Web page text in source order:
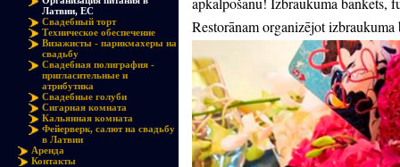
Латвии, ЕС
Свадебный торт
Техническое обеспечение
Визажисты - парикмахеры на
свадьбу
Свадебная полиграфия -
пригласительные и
атрибутика
Свадебные голуби
Сигарная комната
Кальянная комната
Фейерверк, салют на свадьбу
в Латвии
Аренда
Контакты
Restorānam organizējot